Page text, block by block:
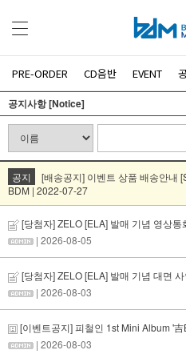
PRE-ORDER CD음반 EVENT
공지사항 [Notice]
공지
[배송공지] 이벤트 상품 배송안내
BDM | 2022-07-27
[당첨자] ZELO [ELA] 발매 기념 영상통
| 2026-08-05
[당첨자] ZELO [ELA] 발매 기념 대면
| 2026-08-03
[이벤트공지] 피철인 1st Mini Album '
| 2026-08-03